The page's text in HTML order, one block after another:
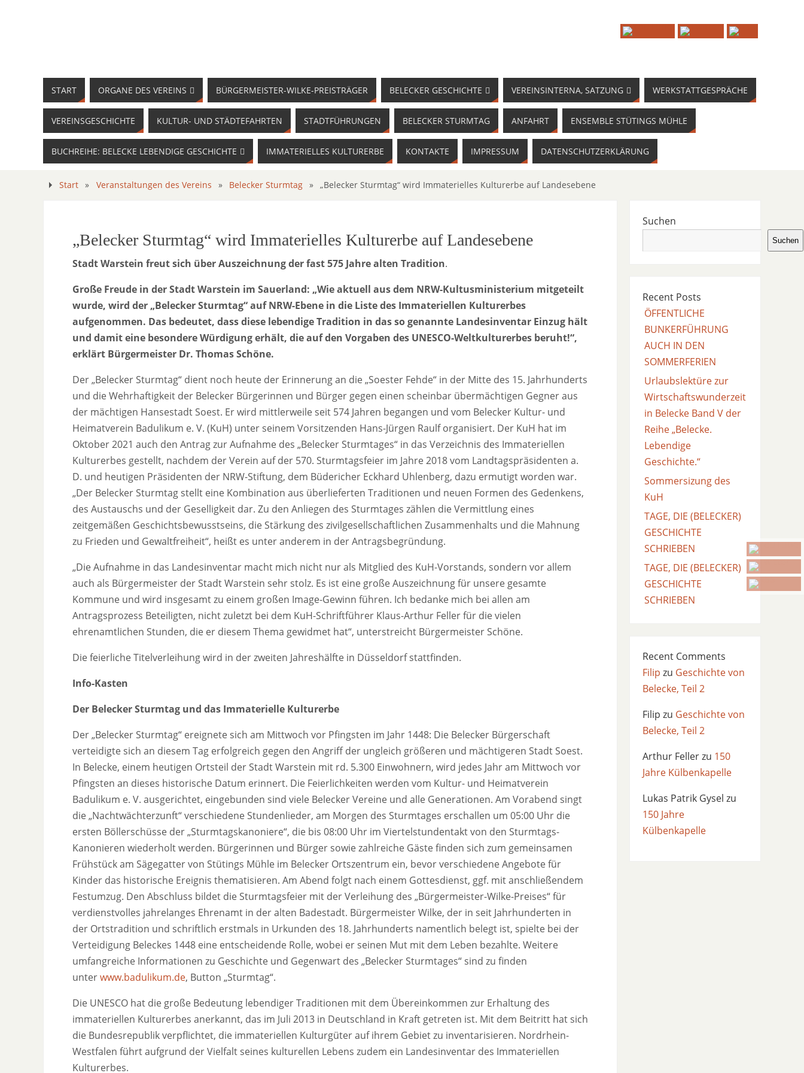
START ORGANE DES VEREINS BÜRGERMEISTER-WILKE-PREISTRÄGER BELECKER GESCHICHTE VEREINSINTERNA, SATZUNG WERKSTATTGESPRÄCHE
VEREINSGESCHICHTE KULTUR- UND STÄDTEFAHRTEN STADTFÜHRUNGEN BELECKER STURMTAG ANFAHRT ENSEMBLE STÜTINGS MÜHLE
BUCHREIHE: BELECKE LEBENDIGE GESCHICHTE IMMATERIELLES KULTURERBE KONTAKTE IMPRESSUM DATENSCHUTZERKLÄRUNG
Start » Veranstaltungen des Vereins » Belecker Sturmtag » „Belecker Sturmtag“ wird Immaterielles Kulturerbe auf Landesebene
„Belecker Sturmtag“ wird Immaterielles Kulturerbe auf Landesebene
Stadt Warstein freut sich über Auszeichnung der fast 575 Jahre alten Tradition.
Große Freude in der Stadt Warstein im Sauerland: „Wie aktuell aus dem NRW-Kultusministerium mitgeteilt
wurde, wird der „Belecker Sturmtag“ auf NRW-Ebene in die Liste des Immateriellen Kulturerbes
aufgenommen. Das bedeutet, dass diese lebendige Tradition in das so genannte Landesinventar Einzug hält
und damit eine besondere Würdigung erhält, die auf den Vorgaben des UNESCO-Weltkulturerbes beruht!“,
erklärt Bürgermeister Dr. Thomas Schöne.
Der „Belecker Sturmtag“ dient noch heute der Erinnerung an die „Soester Fehde“ in der Mitte des 15. Jahrhunderts
und die Wehrhaftigkeit der Belecker Bürgerinnen und Bürger gegen einen scheinbar übermächtigen Gegner aus
der mächtigen Hansestadt Soest. Er wird mittlerweile seit 574 Jahren begangen und vom Belecker Kultur- und
Heimatverein Badulikum e. V. (KuH) unter seinem Vorsitzenden Hans-Jürgen Raulf organisiert. Der KuH hat im
Oktober 2021 auch den Antrag zur Aufnahme des „Belecker Sturmtages“ in das Verzeichnis des Immateriellen
Kulturerbes gestellt, nachdem der Verein auf der 570. Sturmtagsfeier im Jahre 2018 vom Landtagspräsidenten a.
D. und heutigen Präsidenten der NRW-Stiftung, dem Büdericher Eckhard Uhlenberg, dazu ermutigt worden war.
„Der Belecker Sturmtag stellt eine Kombination aus überlieferten Traditionen und neuen Formen des Gedenkens,
des Austauschs und der Geselligkeit dar. Zu den Anliegen des Sturmtages zählen die Vermittlung eines
zeitgemäßen Geschichtsbewusstseins, die Stärkung des zivilgesellschaftlichen Zusammenhalts und die Mahnung
zu Frieden und Gewaltfreiheit“, heißt es unter anderem in der Antragsbegründung.
„Die Aufnahme in das Landesinventar macht mich nicht nur als Mitglied des KuH-Vorstands, sondern vor allem
auch als Bürgermeister der Stadt Warstein sehr stolz. Es ist eine große Auszeichnung für unsere gesamte
Kommune und wird insgesamt zu einem großen Image-Gewinn führen. Ich bedanke mich bei allen am
Antragsprozess Beteiligten, nicht zuletzt bei dem KuH-Schriftführer Klaus-Arthur Feller für die vielen
ehrenamtlichen Stunden, die er diesem Thema gewidmet hat“, unterstreicht Bürgermeister Schöne.
Die feierliche Titelverleihung wird in der zweiten Jahreshälfte in Düsseldorf stattfinden.
Info-Kasten
Der Belecker Sturmtag und das Immaterielle Kulturerbe
Der „Belecker Sturmtag“ ereignete sich am Mittwoch vor Pfingsten im Jahr 1448: Die Belecker Bürgerschaft
verteidigte sich an diesem Tag erfolgreich gegen den Angriff der ungleich größeren und mächtigeren Stadt Soest.
In Belecke, einem heutigen Ortsteil der Stadt Warstein mit rd. 5.300 Einwohnern, wird jedes Jahr am Mittwoch vor
Pfingsten an dieses historische Datum erinnert. Die Feierlichkeiten werden vom Kultur- und Heimatverein
Badulikum e. V. ausgerichtet, eingebunden sind viele Belecker Vereine und alle Generationen. Am Vorabend singt
die „Nachtwächterzunft“ verschiedene Stundenlieder, am Morgen des Sturmtages erschallen um 05:00 Uhr die
ersten Böllerschüsse der „Sturmtagskanoniere“, die bis 08:00 Uhr im Viertelstundentakt von den Sturmtags-
Kanonieren wiederholt werden. Bürgerinnen und Bürger sowie zahlreiche Gäste finden sich zum gemeinsamen
Frühstück am Sägegatter von Stütings Mühle im Belecker Ortszentrum ein, bevor verschiedene Angebote für
Kinder das historische Ereignis thematisieren. Am Abend folgt nach einem Gottesdienst, ggf. mit anschließendem
Festumzug. Den Abschluss bildet die Sturmtagsfeier mit der Verleihung des „Bürgermeister-Wilke-Preises“ für
verdienstvolles jahrelanges Ehrenamt in der alten Badestadt. Bürgermeister Wilke, der in seit Jahrhunderten in
der Ortstradition und schriftlich erstmals in Urkunden des 18. Jahrhunderts namentlich belegt ist, spielte bei der
Verteidigung Beleckes 1448 eine entscheidende Rolle, wobei er seinen Mut mit dem Leben bezahlte. Weitere
umfangreiche Informationen zu Geschichte und Gegenwart des „Belecker Sturmtages“ sind zu finden
unterwww.badulikum.de, Button „Sturmtag“.
Die UNESCO hat die große Bedeutung lebendiger Traditionen mit dem Übereinkommen zur Erhaltung des
immateriellen Kulturerbes anerkannt, das im Juli 2013 in Deutschland in Kraft getreten ist. Mit dem Beitritt hat sich
die Bundesrepublik verpflichtet, die immateriellen Kulturgüter auf ihrem Gebiet zu inventarisieren. Nordrhein-
Westfalen führt aufgrund der Vielfalt seines kulturellen Lebens zudem ein Landesinventar des Immateriellen
Kulturerbes.
Suchen
Suchen
Recent Posts
ÖFFENTLICHE
BUNKERFÜHRUNG
AUCH IN DEN
SOMMERFERIEN
Urlaubslektüre zur
Wirtschaftswunderzeit
in Belecke Band V der
Reihe „Belecke.
Lebendige
Geschichte.“
Sommersizung des
KuH
TAGE, DIE (BELECKER)
GESCHICHTE
SCHRIEBEN
TAGE, DIE (BELECKER)
GESCHICHTE
SCHRIEBEN
Recent Comments
Filip zu Geschichte von
Belecke, Teil 2
Filip zu Geschichte von
Belecke, Teil 2
Arthur Fellerzu 150
Jahre Külbenkapelle
Lukas Patrik Gysel zu
150 Jahre
Külbenkapelle